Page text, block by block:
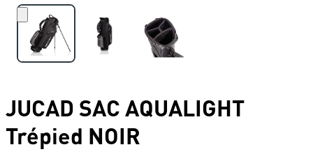
JUCAD SAC AQUALIGHT
Trépied NOIR